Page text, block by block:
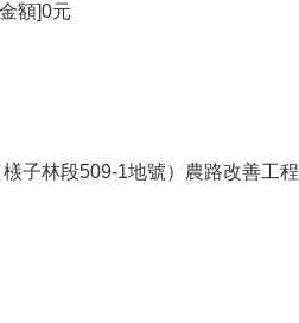
額]0元
子林段509-1地號）農路改善工程